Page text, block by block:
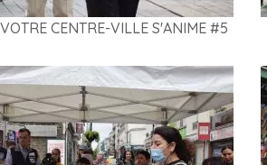
CENTRE-VILLE S'ANIME #5